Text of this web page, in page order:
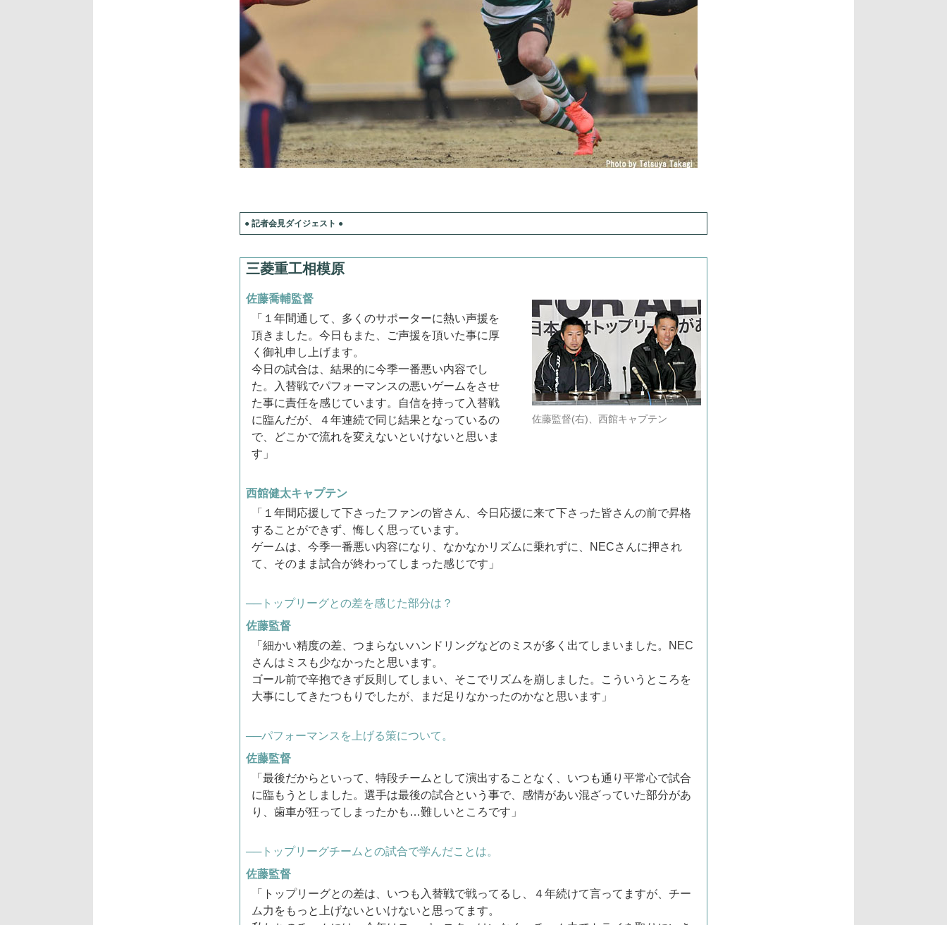
● 記者会見ダイジェスト ●
三菱重工相模原
佐藤監督(右)、西館キャプテン
佐藤喬輔監督
「１年間通して、多くのサポーターに熱い声援を
頂きました。今日もまた、ご声援を頂いた事に厚
く御礼申し上げます。
今日の試合は、結果的に今季一番悪い内容でし
た。入替戦でパフォーマンスの悪いゲームをさせ
た事に責任を感じています。自信を持って入替戦
に臨んだが、４年連続で同じ結果となっているの
で、どこかで流れを変えないといけないと思いま
す」
西館健太キャプテン
「１年間応援して下さったファンの皆さん、今日応援に来て下さった皆さんの前で昇格
することができず、悔しく思っています。
ゲームは、今季一番悪い内容になり、なかなかリズムに乗れずに、NECさんに押され
て、そのまま試合が終わってしまった感じです」
──トップリーグとの差を感じた部分は？
佐藤監督
「細かい精度の差、つまらないハンドリングなどのミスが多く出てしまいました。NEC
さんはミスも少なかったと思います。
ゴール前で辛抱できず反則してしまい、そこでリズムを崩しました。こういうところを
大事にしてきたつもりでしたが、まだ足りなかったのかなと思います」
──パフォーマンスを上げる策について。
佐藤監督
「最後だからといって、特段チームとして演出することなく、いつも通り平常心で試合
に臨もうとしました。選手は最後の試合という事で、感情があい混ざっていた部分があ
り、歯車が狂ってしまったかも…難しいところです」
──トップリーグチームとの試合で学んだことは。
佐藤監督
「トップリーグとの差は、いつも入替戦で戦ってるし、４年続けて言ってますが、チー
ム力をもっと上げないといけないと思ってます。